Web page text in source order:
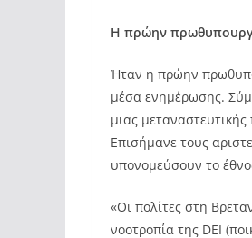
Η πρώην
Ήταν η πρώην
μέσα ενημέρωσης.
μιας
Επισήμανε τους
υπονομεύσουν το
«Οι πολίτες στη
νοοτροπία της DEI